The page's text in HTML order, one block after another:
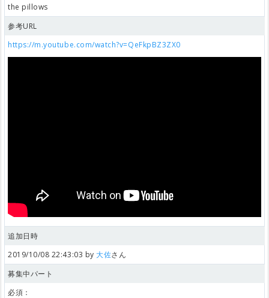
the pillows
参考URL
https://m.youtube.com/watch?v=QeFkpBZ3ZX0
追加日時
2019/10/08 22:43:03 by 大佐さん
募集中パート
必須：